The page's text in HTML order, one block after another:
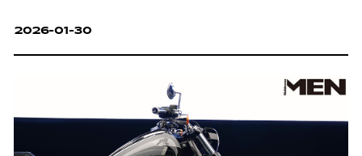
2026-01-30